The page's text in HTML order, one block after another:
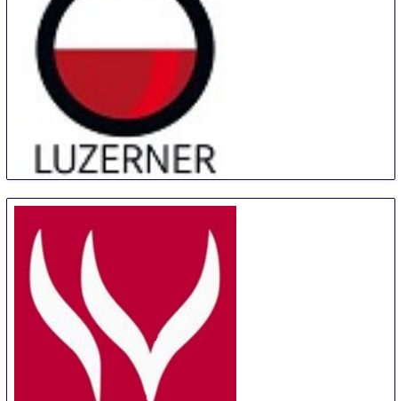
12 Sep
15 Sep
Lucerne
Switzerland